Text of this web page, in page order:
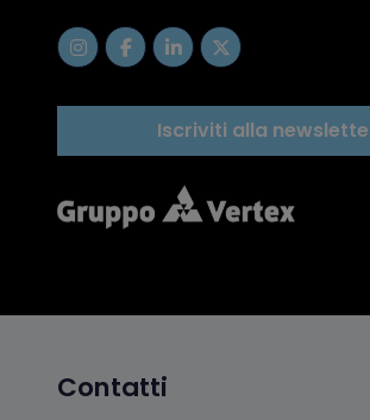
Iscriviti alla
Contatti